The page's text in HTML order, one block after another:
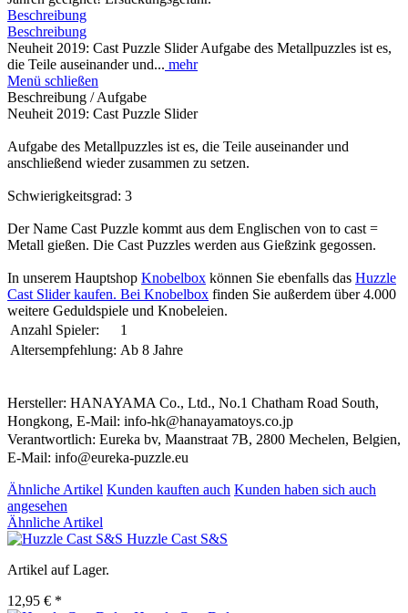
Beschreibung
Beschreibung
Neuheit 2019: Cast Puzzle Slider Aufgabe des Metallpuzzles ist es,
die Teile auseinander und... mehr
Menü schließen
Beschreibung / Aufgabe
Neuheit 2019: Cast Puzzle Slider
Aufgabe des Metallpuzzles ist es, die Teile auseinander und
anschließend wieder zusammen zu setzen.
Schwierigkeitsgrad: 3
Der Name Cast Puzzle kommt aus dem Englischen von to cast =
Metall gießen. Die Cast Puzzles werden aus Gießzink gegossen.
In unserem Hauptshop Knobelbox können Sie ebenfalls das Huzzle
Cast Slider kaufen. Bei Knobelbox finden Sie außerdem über 4.000
weitere Geduldspiele und Knobeleien.
Anzahl Spieler:
1
Altersempfehlung: Ab 8 Jahre
Hersteller: HANAYAMA Co., Ltd., No.1 Chatham Road South,
Hongkong, E-Mail: info-hk@hanayamatoys.co.jp
Verantwortlich: Eureka bv, Maanstraat 7B, 2800 Mechelen, Belgien,
E-Mail: info@eureka-puzzle.eu
Ähnliche Artikel Kunden kauften auch Kunden haben sich auch
angesehen
Ähnliche Artikel
Huzzle Cast S&S
Artikel auf Lager.
12,95 € *